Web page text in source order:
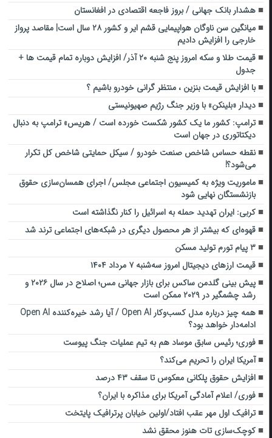
هشدار بانک جهانی / بروز فاجعه اقتصادی در افغانستان
میانگین سن ناوگان هواپیمایی قشم ایر و کشور ۲۸ سال است| مقاصد پرواز
خارجی را افزایش دادیم
قیمت طلا و سکه امروز پنج شنبه ۲۰ آذر/ افزایش دوباره تمام قیمت ها +
جدول
با افزایش قیمت بنزین ، منتظر گرانی خودرو باشیم ؟
دیدار «بلینکن» با وزیر جنگ رژیم صهیونیستی
ترامپ: کشور ما یک کشور شکست خورده است / هریس» ترامپ به دنبال
دیکتاتوری در جهان است
نقطه حساس شاخص صنعت خودرو / سیکل حمایتی شاخص کل تکرار
می‌شود؟!
ماموریت ویژه به کمیسیون اجتماعی مجلس/ اجرای همسان‌سازی حقوق
بازنشستگان نهایی شود
کربی: ایران تهدید حمله به اسرائیل را کنار نگذاشته است
قهوه‌ای که بیشتر از هر محصول دیگری در شبکه‌های اجتماعی ترند شد
۳ پیام تورم تولید مسکن
قیمت ارز‌های دیجیتال امروز سه‌شنبه ۷ مرداد ۱۴۰۴
پیش بینی گلدمن ساکس برای بازار جهانی مس؛ اصلاح در سال ۲۰۲۶ و
رشد چشمگیر در ۲۰۲۹ ممکن است
همه چیز درباره مدل کسب‌وکار Open AI / آیا رشد خیره‌کننده Open AI
ادامه‌دار خواهد بود؟
فوری؛ رئیس سابق موساد هم به تیم عملیات جنگ پیوست
آمریکا ایران را تحریم می‌کند؟
افزایش حقوق پلکانی معکوس تا سقف ۴۳ درصد
فوری/ اعلام آمادگی آمریکا برای مذاکره با ایران؟
ترافیک اول مهر عقب افتاد/اولین خیابان پرترافیک پایتخت
کوچک‌سازی تات هنوز محقق نشد